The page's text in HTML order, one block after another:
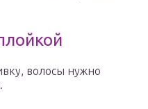
волосы нужно